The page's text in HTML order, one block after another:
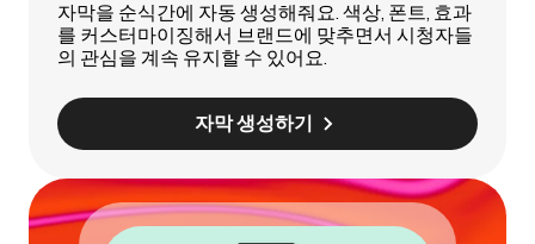
자막을 순식간에 자동 생성해줘요. 색상, 폰트, 효과
를 커스터마이징해서 브랜드에 맞추면서 시청자들
의 관심을 계속 유지할 수 있어요.
자막 생성하기